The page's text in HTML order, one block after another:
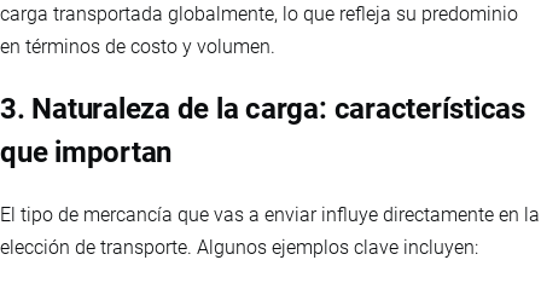
carga transportada globalmente, lo que refleja su predominio
en términos de costo y volumen.
3. Naturaleza de la carga: características
que importan
El tipo de mercancía que vas a enviar influye directamente en la
elección de transporte. Algunos ejemplos clave incluyen: